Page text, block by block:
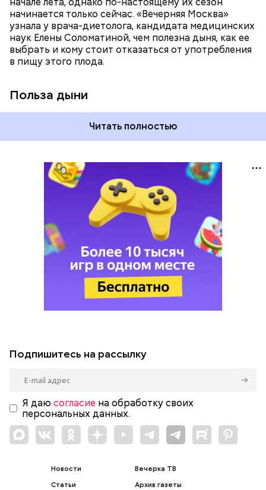
начинается только сейчас. «Вечерняя Москва»
узнала у врача-диетолога, кандидата медицинских
наук Елены Соломатиной, чем полезна дыня, как ее
выбрать и кому стоит отказаться от употребления
в пищу этого плода.
Польза дыни
спазмироваться.
Читать полностью
Подпишитесь на рассылку
Я даю согласие на обработку своих
персональных данных.
Новости
Статьи
Вечерка ТВ
Архив газеты